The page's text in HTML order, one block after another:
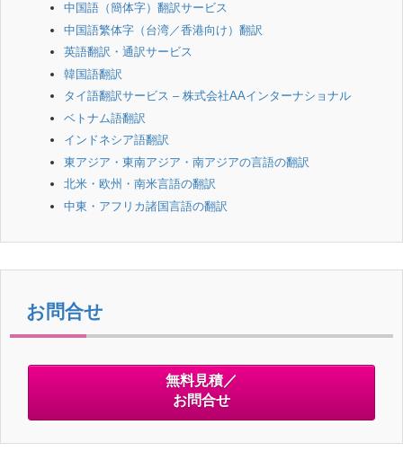
中国語（簡体字）翻訳サービス
中国語繁体字（台湾／香港向け）翻訳
英語翻訳・通訳サービス
韓国語翻訳
タイ語翻訳サービス – 株式会社AAインターナショナル
ベトナム語翻訳
インドネシア語翻訳
東アジア・東南アジア・南アジアの言語の翻訳
北米・欧州・南米言語の翻訳
中東・アフリカ諸国言語の翻訳
お問合せ
無料見積／
お問合せ